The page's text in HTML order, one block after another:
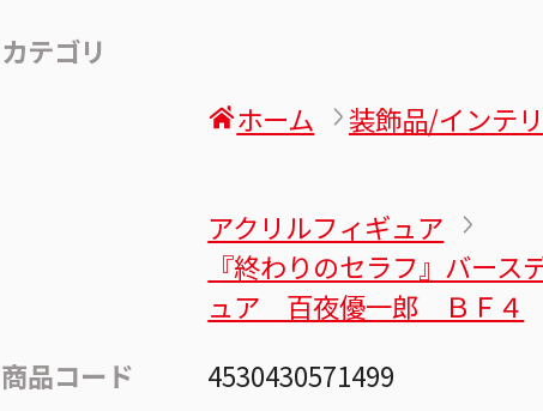
カテゴリ
ホーム
装飾品/インテ
アクリルフィギュア
『終わりのセラフ』バー
ュア 百夜優一郎 ＢＦ４
商品コード
4530430571499